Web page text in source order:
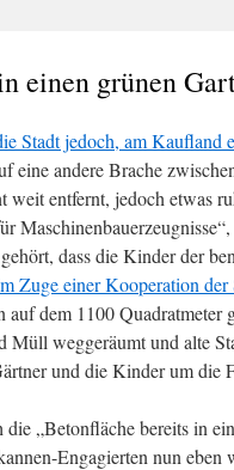
einen grünen
Stadt jedoch, am Kaufland
eine andere Brache
weit entfernt, jedoch etwas
dass die Kinder der
Zuge einer Kooperation der
auf dem 1100 Quadratmeter
Müll weggeräumt und alte
und die Kinder um die
„Betonfläche bereits in
Engagierten nun eben